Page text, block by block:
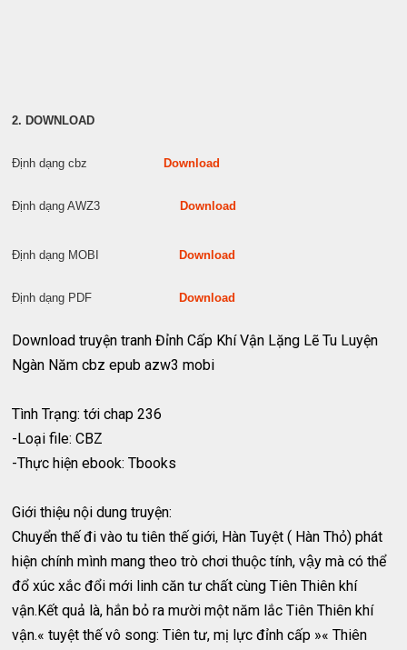
2. DOWNLOAD
Định dạng cbz Download
Định dạng AWZ3 Download
Định dạng MOBI Download
Định dạng PDF Download
Download truyện tranh Đỉnh Cấp Khí Vận Lặng Lẽ Tu Luyện
Ngàn Năm cbz epub azw3 mobi
Tình Trạng: tới chap 236
-Loại file: CBZ
-Thực hiện ebook: Tbooks
Giới thiệu nội dung truyện:
Chuyển thế đi vào tu tiên thế giới, Hàn Tuyệt ( Hàn Thỏ) phát
hiện chính mình mang theo trò chơi thuộc tính, vậy mà có thể
đổ xúc xắc đổi mới linh căn tư chất cùng Tiên Thiên khí
vận.Kết quả là, hắn bỏ ra mười một năm lắc Tiên Thiên khí
vận.« tuyệt thế vô song: Tiên tư, mị lực đỉnh cấp »« Thiên